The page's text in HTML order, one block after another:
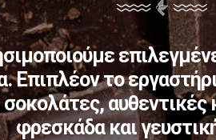
το
φρεσκάδα και